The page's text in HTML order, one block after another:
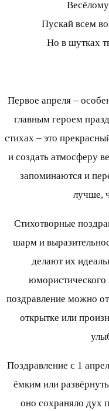
Пускай всем
Но в шутках
Первое апреля –
главным героем
стихах – это
и создать атмосферу
запоминаются и
лучше,
Стихотворные
шарм и
делают их
юмористического
поздравление можно
открытке или
Поздравление с 1
ёмким или
оно сохраняло дух